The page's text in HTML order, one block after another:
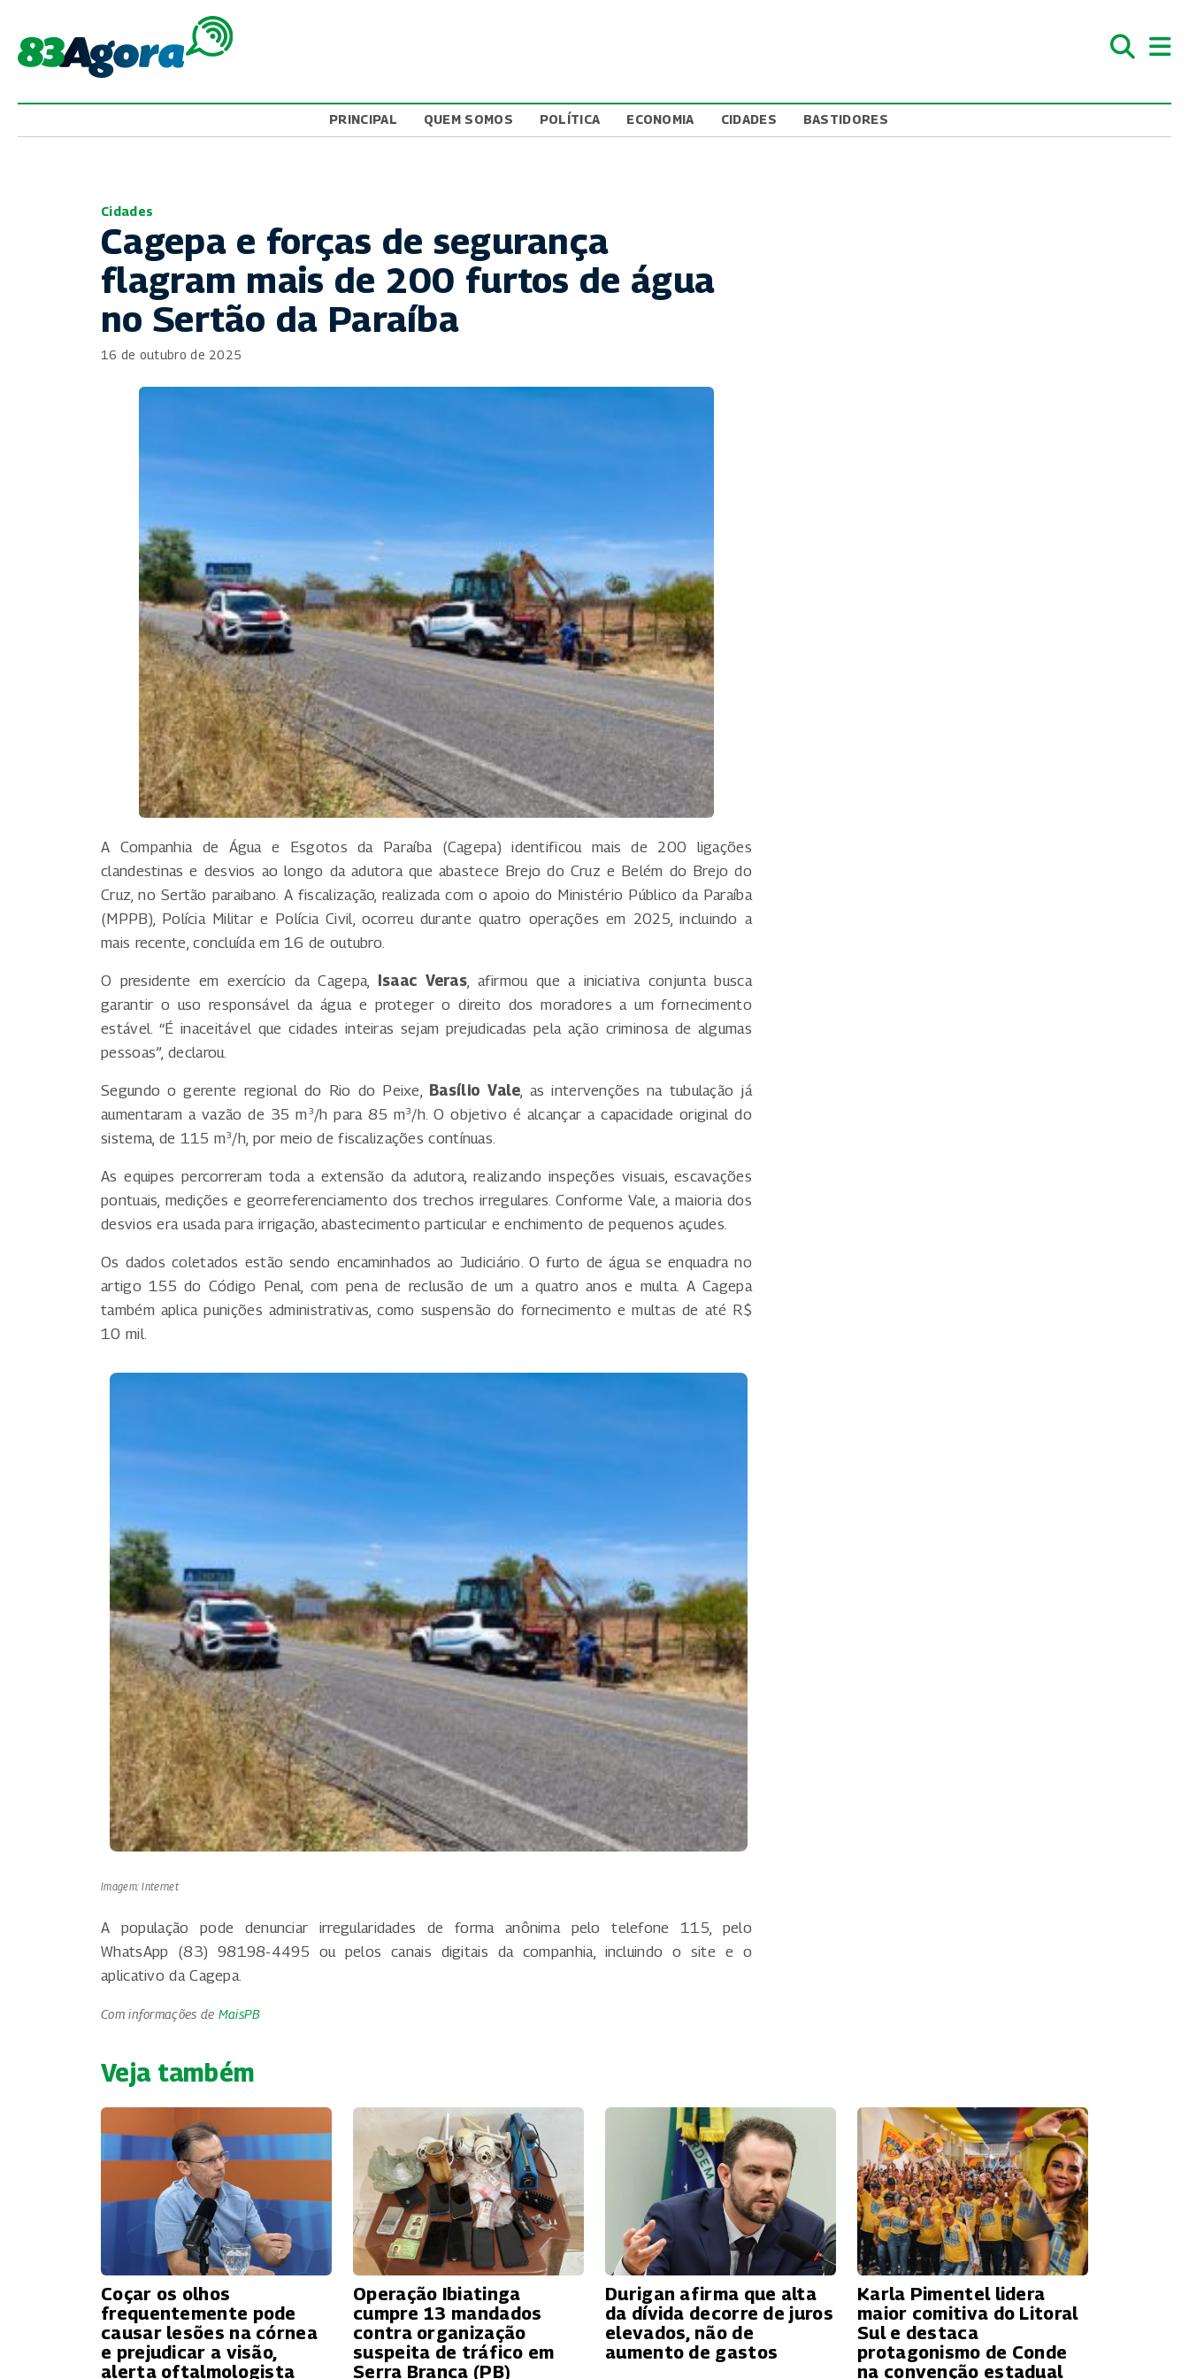
PRINCIPAL QUEM SOMOS POLÍTICA ECONOMIA CIDADES BASTIDORES
Cidades
Cagepa e forças de segurança
flagram mais de 200 furtos de água
no Sertão da Paraíba
16 de outubro de 2025
A Companhia de Água e Esgotos da Paraíba (Cagepa) identificou mais de 200 ligações
clandestinas e desvios ao longo da adutora que abastece Brejo do Cruz e Belém do Brejo do
Cruz, no Sertão paraibano. A fiscalização, realizada com o apoio do Ministério Público da Paraíba
(MPPB), Polícia Militar e Polícia Civil, ocorreu durante quatro operações em 2025, incluindo a
mais recente, concluída em 16 de outubro.
O presidente em exercício da Cagepa, Isaac Veras, afirmou que a iniciativa conjunta busca
garantir o uso responsável da água e proteger o direito dos moradores a um fornecimento
estável. “É inaceitável que cidades inteiras sejam prejudicadas pela ação criminosa de algumas
pessoas”, declarou.
Segundo o gerente regional do Rio do Peixe, Basílio Vale, as intervenções na tubulação já
aumentaram a vazão de 35 m³/h para 85 m³/h. O objetivo é alcançar a capacidade original do
sistema, de 115 m³/h, por meio de fiscalizações contínuas.
As equipes percorreram toda a extensão da adutora, realizando inspeções visuais, escavações
pontuais, medições e georreferenciamento dos trechos irregulares. Conforme Vale, a maioria dos
desvios era usada para irrigação, abastecimento particular e enchimento de pequenos açudes.
Os dados coletados estão sendo encaminhados ao Judiciário. O furto de água se enquadra no
artigo 155 do Código Penal, com pena de reclusão de um a quatro anos e multa. A Cagepa
também aplica punições administrativas, como suspensão do fornecimento e multas de até R$
10 mil.
Imagem: Internet
A população pode denunciar irregularidades de forma anônima pelo telefone 115, pelo
WhatsApp (83) 98198-4495 ou pelos canais digitais da companhia, incluindo o site e o
aplicativo da Cagepa.
Com informações de MaisPB
Veja também
Coçar os olhos
frequentemente pode
causar lesões na córnea
e prejudicar a visão,
alerta oftalmologista
Operação Ibiatinga
cumpre 13 mandados
contra organização
suspeita de tráfico em
Serra Branca (PB)
Durigan afirma que alta
da dívida decorre de juros
elevados, não de
aumento de gastos
Karla Pimentel lidera
maior comitiva do Litoral
Sul e destaca
protagonismo de Conde
na convenção estadual